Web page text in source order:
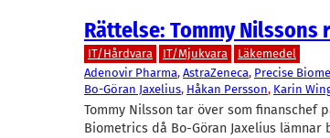
Rättelse: Tommy Nilssons
IT/Hårdvara IT/Mjukvara Läkemedel
Adenovir Pharma, AstraZeneca, Precise
Bo-Göran Jaxelius, Håkan Persson, Karin
Tommy Nilsson tar över som finanschef
Biometrics då Bo-Göran Jaxelius